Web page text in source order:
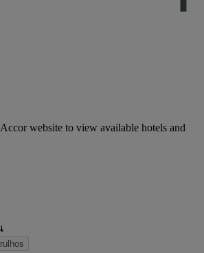
website to view available hotels and